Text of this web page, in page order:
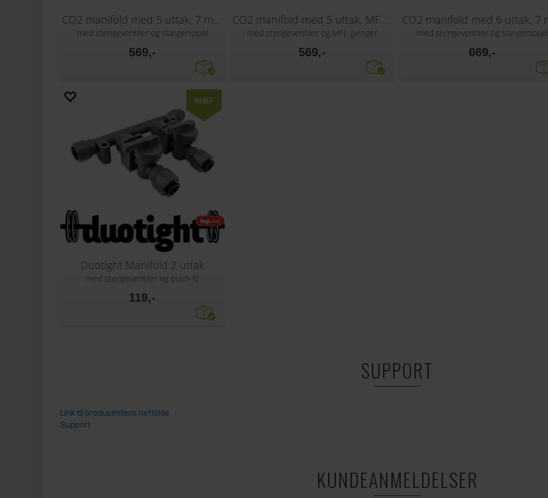
CO2 manifold med 5 uttak, 7 mm nippel
med stengeventiler og slangenippel
569,-
CO2 manifold med 5 uttak, MFL gjenger
med stengeventiler og MFL gjenger
569,-
med stengeventiler og slangenippel
669,-
Duotight Manifold 2 uttak
med stengeventiler og push-fit
119,-
SUPPORT
Link til produsentens nettside
Support
KUNDEANMELDELSER